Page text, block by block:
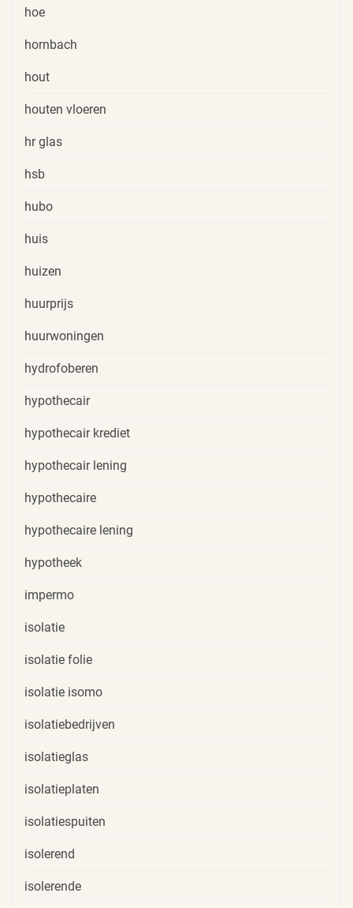
hoe
hornbach
hout
houten vloeren
hr glas
hsb
hubo
huis
huizen
huurprijs
huurwoningen
hydrofoberen
hypothecair
hypothecair krediet
hypothecair lening
hypothecaire
hypothecaire lening
hypotheek
impermo
isolatie
isolatie folie
isolatie isomo
isolatiebedrijven
isolatieglas
isolatieplaten
isolatiespuiten
isolerend
isolerende